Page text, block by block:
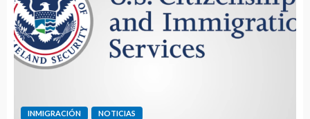
INMIGRACIÓN NOTICIAS